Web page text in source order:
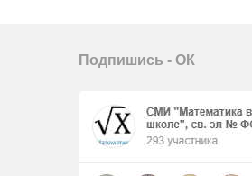
Подпишись - ОК